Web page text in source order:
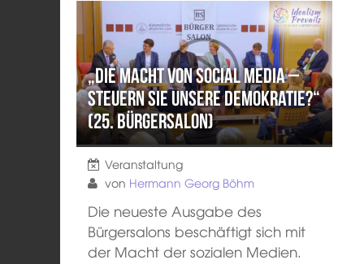
„Die Macht von Social Media –
steuern sie unsere Demokratie?“
(25. Bürgersalon)
Veranstaltung
von Hermann Georg Böhm
Die neueste Ausgabe des
Bürgersalons beschäftigt sich mit
der Macht der sozialen Medien.